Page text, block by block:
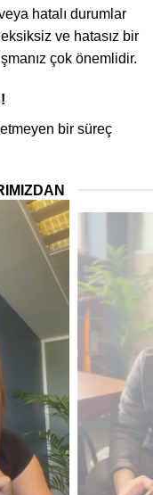
hatalı durumlar
ve hatasız bir
çok önemlidir.
bir süreç